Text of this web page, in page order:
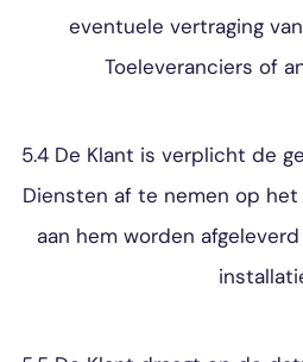
eventuele vertraging
Toeleveranciers of
5.4 De Klant is verplicht de
Diensten af te nemen op
aan hem worden